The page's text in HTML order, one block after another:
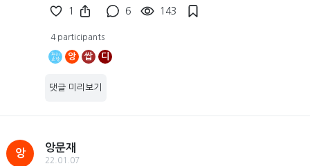
1 6 143
4 participants
앙 쌉 디
댓글 미리보기
앙
앙문재
22.01.07